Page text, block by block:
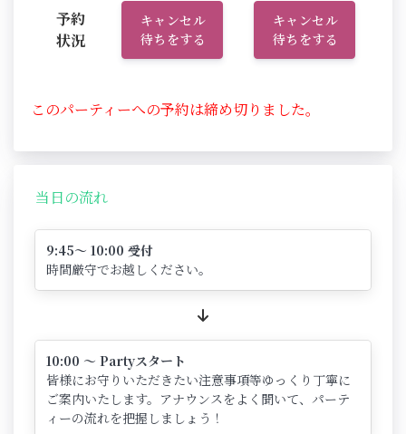
予約
状況
キャンセル
待ちをする
キャンセル
待ちをする
このパーティーへの予約は締め切りました。
当日の流れ
9:45～ 10:00 受付
時間厳守でお越しください。
10:00 ～ Partyスタート
皆様にお守りいただきたい注意事項等ゆっくり丁寧に
ご案内いたします。アナウンスをよく聞いて、パーテ
ィーの流れを把握しましょう！